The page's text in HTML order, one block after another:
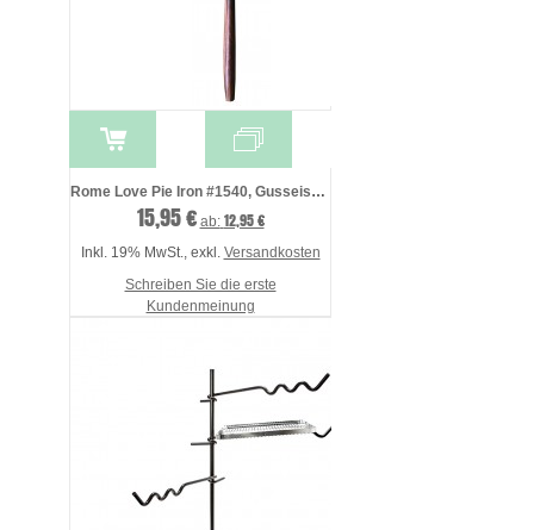
Rome Love Pie Iron #1540, Gusseisen, her ...
15,95 € ab: 12,95 €
Inkl. 19% MwSt., exkl. Versandkosten
Schreiben Sie die erste
Kundenmeinung